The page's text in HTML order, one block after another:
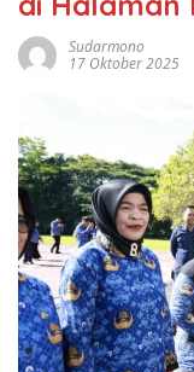
Sudarmono
17 Oktober 2025